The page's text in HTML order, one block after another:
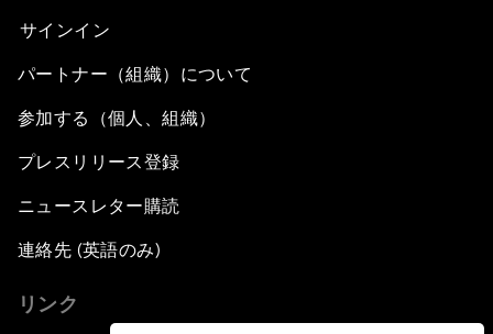
サインイン
パートナー（組織）について
参加する（個人、組織）
プレスリリース登録
ニュースレター購読
連絡先 (英語のみ)
リンク